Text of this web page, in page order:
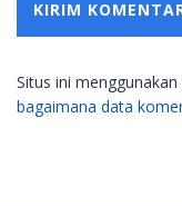
Situs ini
bagaimana data